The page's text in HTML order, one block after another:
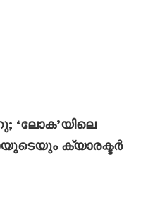
‘ലോക’യിലെ
ക്യാരക്ടർ